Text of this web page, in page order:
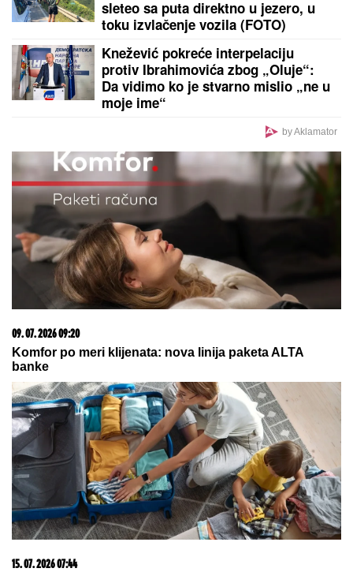
"KAKAV TO PSIHOPATA MOŽE BITI"Turčin živeo sa
ženom u stanu u Borči u kojem je ubio Ruskinju:
Isplivali stravični detalji
Jovana Jeremić
se uskoro udaje za Tigra, a OVO je
razlog zbog kojeg se razvela od
prvog muža: "Htela sam više i bolje"
Užas na Voždovcu: Maloletnice
napale i tukle Ruskinju (19) dok joj
nisu ukrale ranac!
Za dolar više: Otkriven najveći prevarant u istoriji
NBA lige
DRAMA U OVČARSKO-
KABLARSKOJ KLISURIKolima
sleteo sa puta direktno u jezero, u